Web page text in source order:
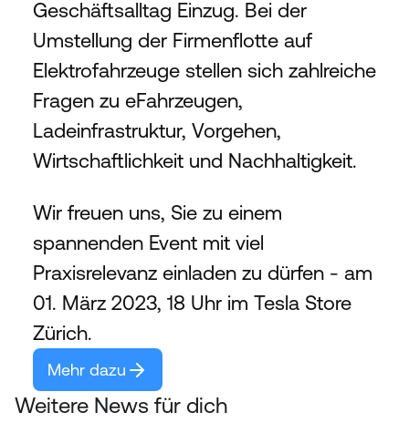
Geschäftsalltag Einzug. Bei der
Umstellung der Firmenflotte auf
Elektrofahrzeuge stellen sich zahlreiche
Fragen zu eFahrzeugen,
Ladeinfrastruktur, Vorgehen,
Wirtschaftlichkeit und Nachhaltigkeit.
Wir freuen uns, Sie zu einem
spannenden Event mit viel
Praxisrelevanz einladen zu dürfen - am
01. März 2023, 18 Uhr im Tesla Store
Zürich.
Mehr dazu
Weitere News für dich